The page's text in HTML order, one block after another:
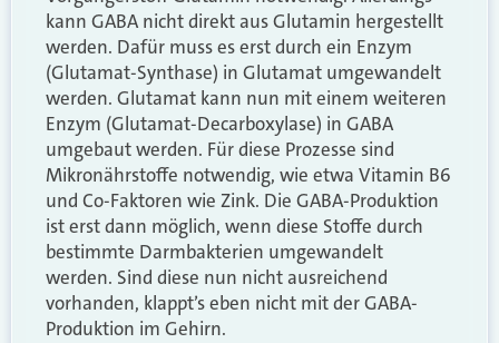
kann GABA nicht direkt aus Glutamin hergestellt
werden. Dafür muss es erst durch ein Enzym
(Glutamat-Synthase) in Glutamat umgewandelt
werden. Glutamat kann nun mit einem weiteren
Enzym (Glutamat-Decarboxylase) in GABA
umgebaut werden. Für diese Prozesse sind
Mikronährstoffe notwendig, wie etwa Vitamin B6
und Co-Faktoren wie Zink. Die GABA-Produktion
ist erst dann möglich, wenn diese Stoffe durch
bestimmte Darmbakterien umgewandelt
werden. Sind diese nun nicht ausreichend
vorhanden, klappt’s eben nicht mit der GABA-
Produktion im Gehirn.